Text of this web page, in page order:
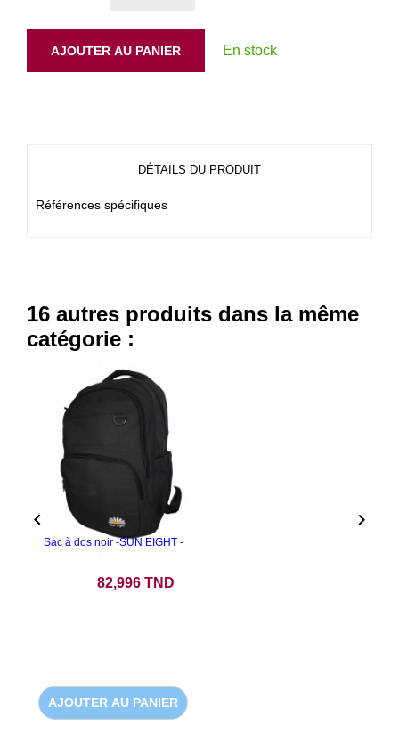
AJOUTER AU PANIER En stock
DÉTAILS DU PRODUIT
Références spécifiques
16 autres produits dans la même
catégorie :
Sac à dos noir -SUN EIGHT -
82,996 TND
AJOUTER AU PANIER
 